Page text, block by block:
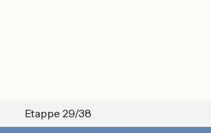
Etappe 29/38